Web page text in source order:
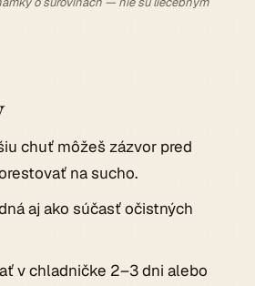
chuť môžeš zázvor pred
na sucho.
aj ako súčasť očistných
v chladničke 2–3 dni alebo